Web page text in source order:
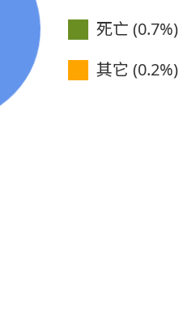
死亡 (0.7%)
其它 (0.2%)